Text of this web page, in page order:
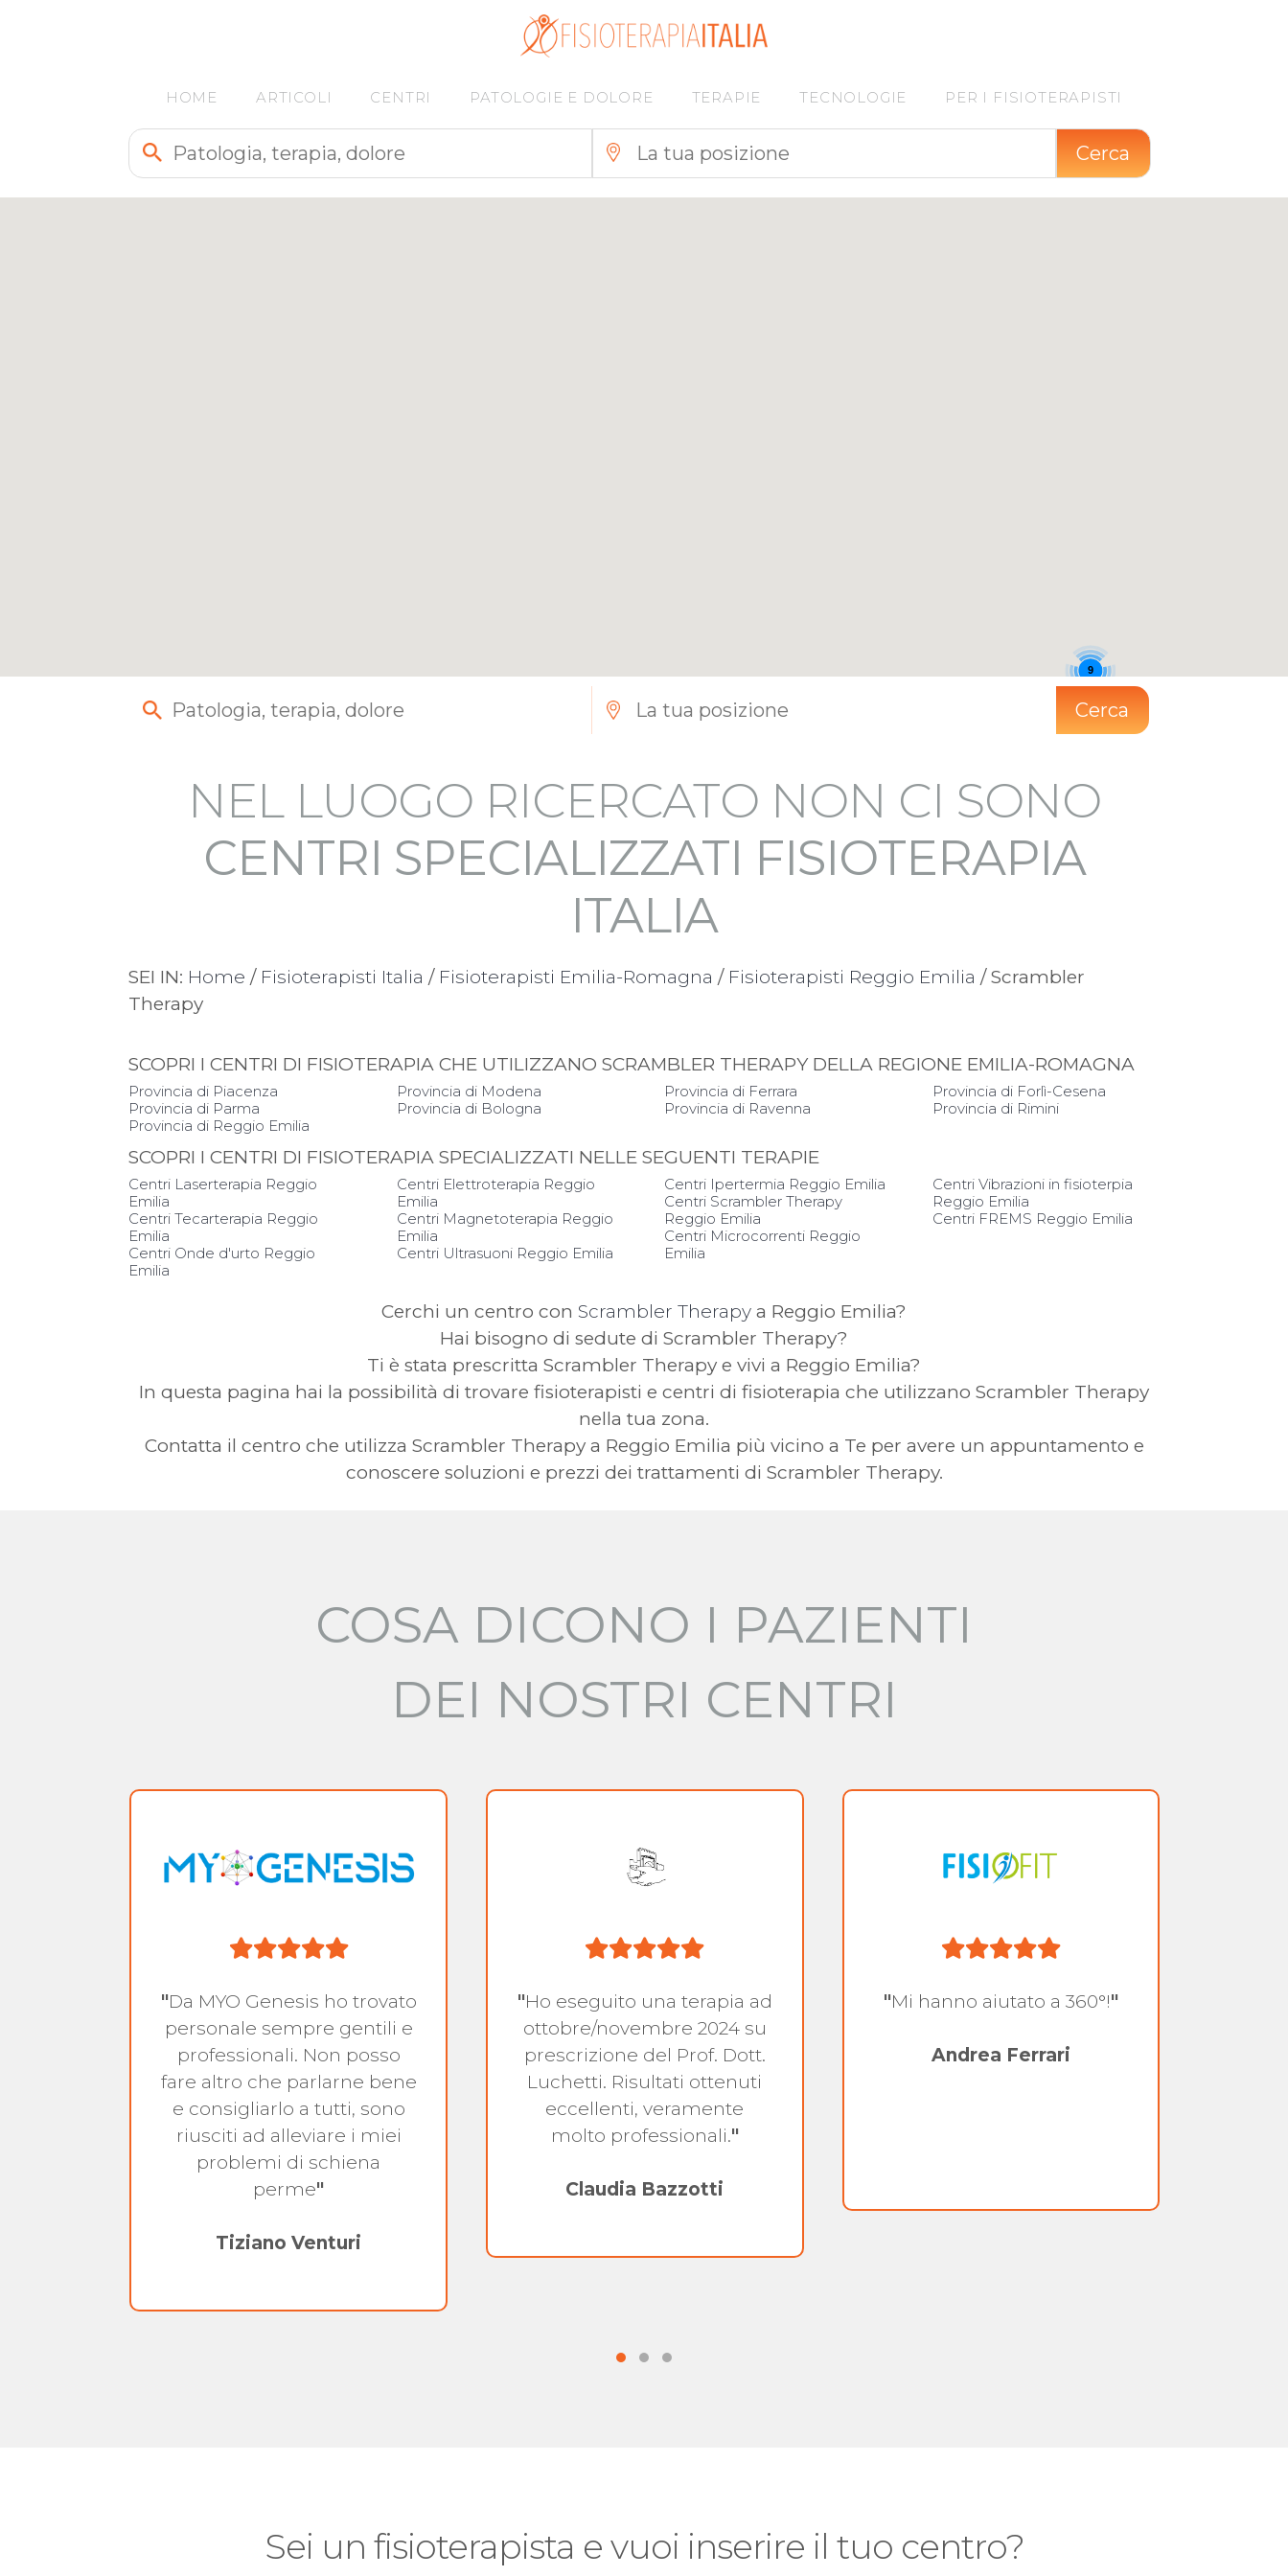
HOME ARTICOLI CENTRI PATOLOGIE E DOLORE TERAPIE TECNOLOGIE PER I FISIOTERAPISTI
Cerca
9
10 Cerca
NEL LUOGO RICERCATO NON CI SONO
CENTRI SPECIALIZZATI FISIOTERAPIA
ITALIA
SEI IN: Home / Fisioterapisti Italia / Fisioterapisti Emilia-Romagna / Fisioterapisti Reggio Emilia / Scrambler
Therapy
SCOPRI I CENTRI DI FISIOTERAPIA CHE UTILIZZANO SCRAMBLER THERAPY DELLA REGIONE EMILIA-ROMAGNA
Provincia di Piacenza
Provincia di Parma
Provincia di Reggio Emilia
Provincia di Modena
Provincia di Bologna
Provincia di Ferrara
Provincia di Ravenna
Provincia di Forlì-Cesena
Provincia di Rimini
SCOPRI I CENTRI DI FISIOTERAPIA SPECIALIZZATI NELLE SEGUENTI TERAPIE
Centri Laserterapia Reggio
Emilia
Centri Tecarterapia Reggio
Emilia
Centri Onde d'urto Reggio
Emilia
Centri Elettroterapia Reggio
Emilia
Centri Magnetoterapia Reggio
Emilia
Centri Ultrasuoni Reggio Emilia
Centri Ipertermia Reggio Emilia
Centri Scrambler Therapy
Reggio Emilia
Centri Microcorrenti Reggio
Emilia
Centri Vibrazioni in fisioterpia
Reggio Emilia
Centri FREMS Reggio Emilia
Cerchi un centro con Scrambler Therapy a Reggio Emilia?
Hai bisogno di sedute di Scrambler Therapy?
Ti è stata prescritta Scrambler Therapy e vivi a Reggio Emilia?
In questa pagina hai la possibilità di trovare fisioterapisti e centri di fisioterapia che utilizzano Scrambler Therapy
nella tua zona.
Contatta il centro che utilizza Scrambler Therapy a Reggio Emilia più vicino a Te per avere un appuntamento e
conoscere soluzioni e prezzi dei trattamenti di Scrambler Therapy.
COSA DICONO I PAZIENTI
DEI NOSTRI CENTRI
"Da MYO Genesis ho trovato
personale sempre gentili e
professionali. Non posso
fare altro che parlarne bene
e consigliarlo a tutti, sono
riusciti ad alleviare i miei
problemi di schiena
perme"
Tiziano Venturi
"Ho eseguito una terapia ad
ottobre/novembre 2024 su
prescrizione del Prof. Dott.
Luchetti. Risultati ottenuti
eccellenti, veramente
molto professionali."
Claudia Bazzotti
"Mi hanno aiutato a 360°!"
Andrea Ferrari
Sei un fisioterapista e vuoi inserire il tuo centro?